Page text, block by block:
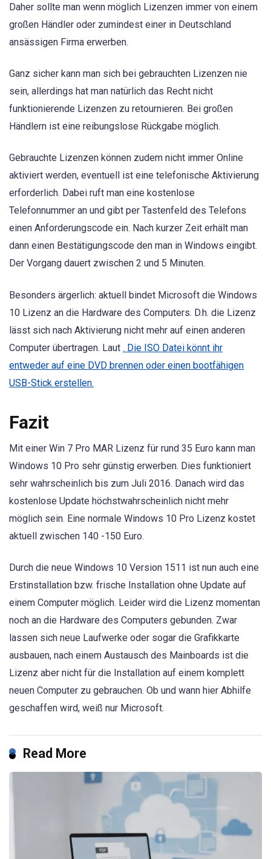
Daher sollte man wenn möglich Lizenzen immer von einem
großen Händler oder zumindest einer in Deutschland
ansässigen Firma erwerben.
Ganz sicher kann man sich bei gebrauchten Lizenzen nie
sein, allerdings hat man natürlich das Recht nicht
funktionierende Lizenzen zu retournieren. Bei großen
Händlern ist eine reibungslose Rückgabe möglich.
Gebrauchte Lizenzen können zudem nicht immer Online
aktiviert werden, eventuell ist eine telefonische Aktivierung
erforderlich. Dabei ruft man eine kostenlose
Telefonnummer an und gibt per Tastenfeld des Telefons
einen Anforderungscode ein. Nach kurzer Zeit erhält man
dann einen Bestätigungscode den man in Windows eingibt.
Der Vorgang dauert zwischen 2 und 5 Minuten.
Besonders ärgerlich: aktuell bindet Microsoft die Windows
10 Lizenz an die Hardware des Computers. D.h. die Lizenz
lässt sich nach Aktivierung nicht mehr auf einen anderen
Computer übertragen. Laut . Die ISO Datei könnt ihr
entweder auf eine DVD brennen oder einen bootfähigen
USB-Stick erstellen.
Fazit
Mit einer Win 7 Pro MAR Lizenz für rund 35 Euro kann man
Windows 10 Pro sehr günstig erwerben. Dies funktioniert
sehr wahrscheinlich bis zum Juli 2016. Danach wird das
kostenlose Update höchstwahrscheinlich nicht mehr
möglich sein. Eine normale Windows 10 Pro Lizenz kostet
aktuell zwischen 140 -150 Euro.
Durch die neue Windows 10 Version 1511 ist nun auch eine
Erstinstallation bzw. frische Installation ohne Update auf
einem Computer möglich. Leider wird die Lizenz momentan
noch an die Hardware des Computers gebunden. Zwar
lassen sich neue Laufwerke oder sogar die Grafikkarte
ausbauen, nach einem Austausch des Mainboards ist die
Lizenz aber nicht für die Installation auf einem komplett
neuen Computer zu gebrauchen. Ob und wann hier Abhilfe
geschaffen wird, weiß nur Microsoft.
Read More